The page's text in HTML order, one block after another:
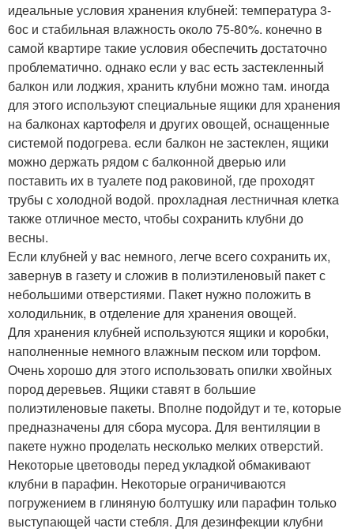
идеальные условия хранения клубней: температура 3-
6ос и стабильная влажность около 75-80%. конечно в
самой квартире такие условия обеспечить достаточно
проблематично. однако если у вас есть застекленный
балкон или лоджия, хранить клубни можно там. иногда
для этого используют специальные ящики для хранения
на балконах картофеля и других овощей, оснащенные
системой подогрева. если балкон не застеклен, ящики
можно держать рядом с балконной дверью или
поставить их в туалете под раковиной, где проходят
трубы с холодной водой. прохладная лестничная клетка
также отличное место, чтобы сохранить клубни до
весны.
Если клубней у вас немного, легче всего сохранить их,
завернув в газету и сложив в полиэтиленовый пакет с
небольшими отверстиями. Пакет нужно положить в
холодильник, в отделение для хранения овощей.
Для хранения клубней используются ящики и коробки,
наполненные немного влажным песком или торфом.
Очень хорошо для этого использовать опилки хвойных
пород деревьев. Ящики ставят в большие
полиэтиленовые пакеты. Вполне подойдут и те, которые
предназначены для сбора мусора. Для вентиляции в
пакете нужно проделать несколько мелких отверстий.
Некоторые цветоводы перед укладкой обмакивают
клубни в парафин. Некоторые ограничиваются
погружением в глиняную болтушку или парафин только
выступающей части стебля. Для дезинфекции клубни